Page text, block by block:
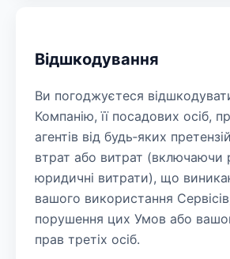
Відшкодування
Ви погоджуєтеся
Компанію, її посадових осіб,
агентів від будь‑яких
втрат або витрат (включаючи
юридичні витрати), що
вашого використання
порушення цих Умов або
прав третіх осіб.